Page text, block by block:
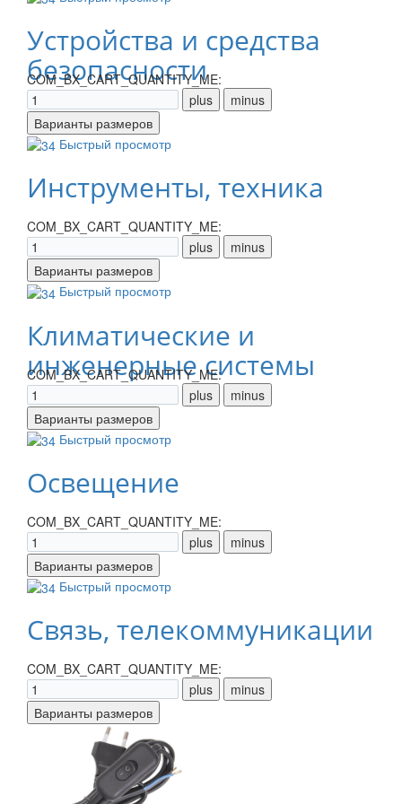
Устройства и средства
безопасности
COM_BX_CART_QUANTITY_ME:
Быстрый просмотр
Инструменты, техника
COM_BX_CART_QUANTITY_ME:
Быстрый просмотр
Климатические и
инженерные системы
COM_BX_CART_QUANTITY_ME:
Быстрый просмотр
Освещение
COM_BX_CART_QUANTITY_ME:
Быстрый просмотр
Связь, телекоммуникации
COM_BX_CART_QUANTITY_ME: